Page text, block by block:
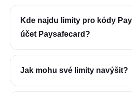
Kde najdu limity pro kódy
účet Paysafecard?
Jak mohu své limity navýšit?